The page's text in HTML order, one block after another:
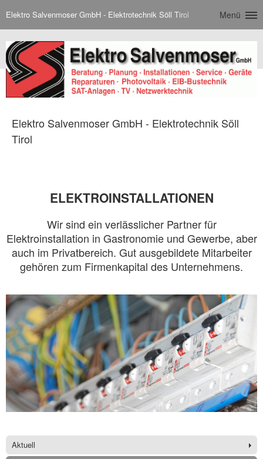
Elektro Salvenmoser GmbH - Elektrotechnik Söll Tirol Menü
Elektro Salvenmoser GmbH - Elektrotechnik Söll
Tirol
ELEKTROINSTALLATIONEN
Wir sind ein verlässlicher Partner für
Elektroinstallation in Gastronomie und Gewerbe, aber
auch im Privatbereich. Gut ausgebildete Mitarbeiter
gehören zum Firmenkapital des Unternehmens.
Aktuell